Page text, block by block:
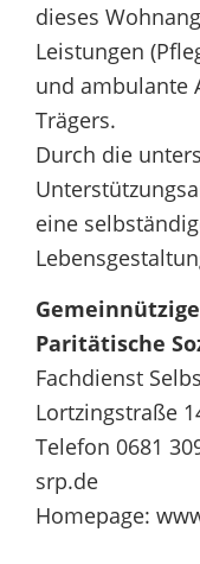
dieses
Leistungen
und ambulante
Trägers.
Durch die
eine
Paritätische
Fachdienst
Lortzingstraße
Telefon 0681
srp.de
Homepage: